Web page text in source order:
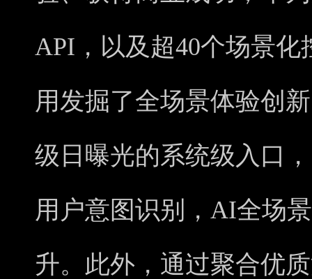
API，以及超40个场景
用发掘了全场景体验创
级日曝光的系统级入口
用户意图识别，AI全场
升。此外，通过聚合优